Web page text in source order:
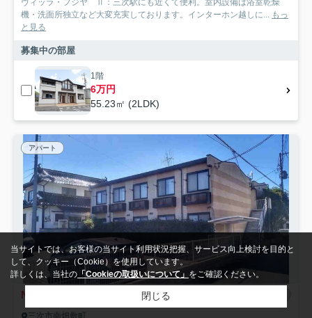
ヴィッラ・フジヤ Ⅱ：三次駅にも近くて便利。室内設備は浴室乾燥
機・洗面所独立など大変充実しております。インターホン越しに... もっ
と見る
募集中の部屋
1階
6万円
55.23㎡ (2LDK)
アパート
NEW
当サイトでは、お客様の当サイト利用状況把握、サービス向上検討を目的と
して、クッキー（Cookie）を使用しています。
詳しくは、当社の 「Cookieの取扱いについて」 をご確認ください。
閉じる